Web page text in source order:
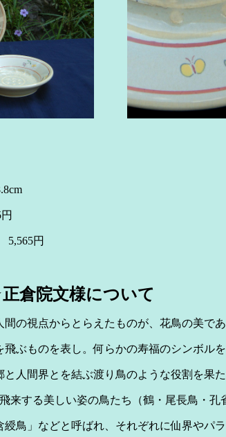
7.3cm×3.2cm （瑞
瓦鉢
円 桐箱
箱 5,565円
正倉院文様について
間の視点からとらえたものが、花鳥の美で
飛ぶものを表し。何らかの寿福のシンボル
と人間界とを結ぶ渡り鳥のような役割を果
来する美しい姿の鳥たち（鶴・尾長鳥・孔
綬鳥」などと呼ばれ、それぞれに仙界やパ